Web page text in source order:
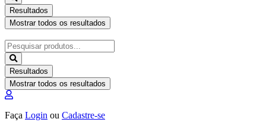
Resultados
Mostrar todos os resultados
Pesquisar
...
Resultados
Mostrar todos os resultados
Faça Login ou Cadastre-se